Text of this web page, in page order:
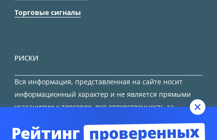
Торговые сигналы
РИСКИ
Вся информация, представленная на сайте носит
информационный характер и не является прямыми
указаниями к торговле, вся ответственность за
Рейтинг проверенных